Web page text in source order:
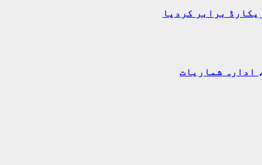
برابر کردیا